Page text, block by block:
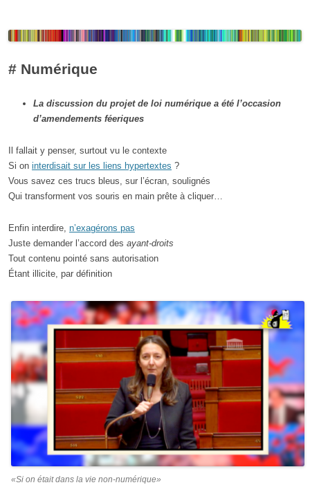
# Numérique
La discussion du projet de loi numérique a été l’occasion
d’amendements féeriques
Il fallait y penser, surtout vu le contexte
Si on interdisait sur les liens hypertextes ?
Vous savez ces trucs bleus, sur l’écran, soulignés
Qui transforment vos souris en main prête à cliquer…
Enfin interdire, n’exagérons pas
Juste demander l’accord des ayant-droits
Tout contenu pointé sans autorisation
Étant illicite, par définition
«Si on était dans la vie non-numérique»